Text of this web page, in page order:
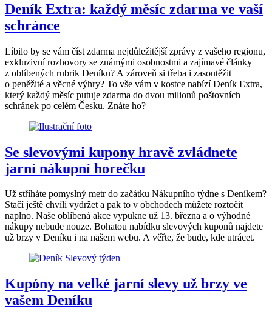
Deník Extra: každý měsíc zdarma ve vaší
schránce
Líbilo by se vám číst zdarma nejdůležitější zprávy z vašeho regionu,
exkluzivní rozhovory se známými osobnostmi a zajímavé články
z oblíbených rubrik Deníku? A zároveň si třeba i zasoutěžit
o peněžité a věcné výhry? To vše vám v kostce nabízí Deník Extra,
který každý měsíc putuje zdarma do dvou milionů poštovních
schránek po celém Česku. Znáte ho?
Se slevovými kupony hravě zvládnete
jarní nákupní horečku
Už stříháte pomyslný metr do začátku Nákupního týdne s Deníkem?
Stačí ještě chvíli vydržet a pak to v obchodech můžete roztočit
naplno. Naše oblíbená akce vypukne už 13. března a o výhodné
nákupy nebude nouze. Bohatou nabídku slevových kuponů najdete
už brzy v Deníku i na našem webu. A věřte, že bude, kde utrácet.
Kupóny na velké jarní slevy už brzy ve
vašem Deníku